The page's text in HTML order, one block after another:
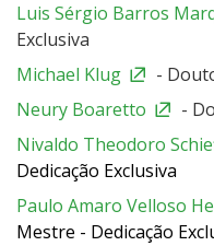
Luis Sérgio Barros
Exclusiva
Michael Klug
-
Neury Boaretto
-
Nivaldo Theodoro
Dedicação Exclusiva
Paulo Amaro Velloso
Mestre - Dedicação